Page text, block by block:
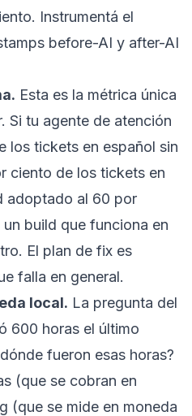
Instrumentá el
before-AI y after-AI
Esta es la métrica única
Si tu agente de atención
los tickets en español sin
ciento de los tickets en
adoptado al 60 por
build que funciona en
El plan de fix es
falla en general.
local. La pregunta del
600 horas el último
fueron esas horas?
(que se cobran en
(que se mide en moneda